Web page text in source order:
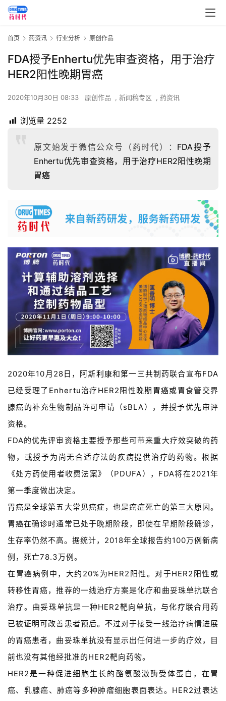
首页 药资讯 行业分析 原创作品
FDA授予Enhertu优先审查资格，用于治疗
HER2阳性晚期胃癌
2020年10月30日 08:33 原创作品 , 新闻稿专区 , 药资讯
浏览量 2252
原文始发于微信公众号（药时代）： FDA授予
Enhertu优先审查资格，用于治疗HER2阳性晚期
胃癌
2020年10月28日， 阿斯利康和第一三共制药联合宣布FDA
已经受理了 Enhertu治疗HER2阳性晚期 胃癌或胃食管交界
腺癌的补充生物制品许可申请（sBLA），并授予优先审评
资格。
FDA的优先评审资格主要授予那些可带来重大疗效突破的药
物，或授予为尚无合适疗法的疾病提供治疗的药物。根据
《处方药使用者收费法案》（PDUFA），FDA将在2021年
第一季度做出决定。
胃癌是全球第五大常见癌症，也是癌症死亡的第三大原因。
胃癌在确诊时通常已处于晚期阶段，即使在早期阶段确诊，
生存率仍然不高。据统计，2018年全球报告约100万例新病
例，死亡78.3万例。
在胃癌病例中，大约20%为HER2阳性。对于HER2阳性或
转移性胃癌，推荐的一线治疗方案是化疗和曲妥珠单抗联合
治疗。曲妥珠单抗是一种HER2靶向单抗，与化疗联合用药
已被证明可改善患者预后。不过对于接受一线治疗病情进展
的胃癌患者，曲妥珠单抗没有显示出任何进一步的疗效，目
前也没有其他经批准的HER2靶向药物。
HER2是一种促进细胞生长的酪氨酸激酶受体蛋白，在胃
癌、乳腺癌、肺癌等多种肿瘤细胞表面表达。HER2过表达